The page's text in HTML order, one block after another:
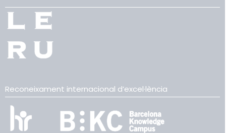
Reconeixament internacional d’excel·lència